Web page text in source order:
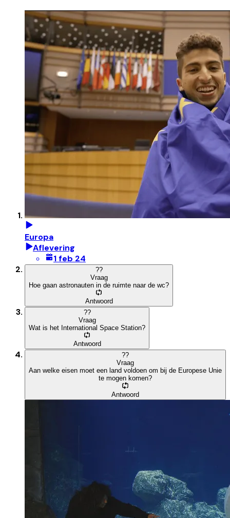
Europa
Aflevering
1 feb 24
??
Vraag
Hoe gaan astronauten in de ruimte naar de wc?
Antwoord
??
Vraag
Wat is het International Space Station?
Antwoord
??
Vraag
Aan welke eisen moet een land voldoen om bij de Europese Unie
te mogen komen?
Antwoord